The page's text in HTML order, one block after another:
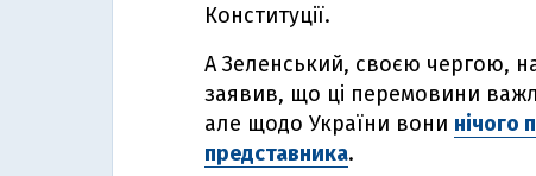
Конституції.
А Зеленський, своєю чергою,
заявив, що ці перемовини
але щодо України вони нічого
представника.